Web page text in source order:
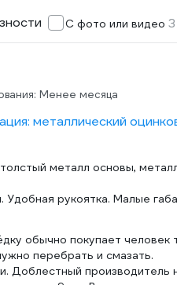
С фото или видео 3
Менее месяца
металлический
металл основы,
рукоятка. Малые
обычно покупает
перебрать и смазать.
Доблестный